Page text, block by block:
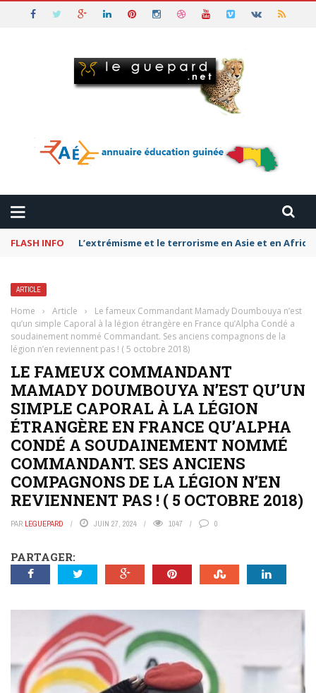
FLASH INFO Pétromonarchies-Gaza : La rivalité entre Qatar,
ARTICLE
Home › Article ›
Le fameux Commandant Mamady Doumbouya n’est
qu’un simple Caporal à la légion étrangère en France qu’Alpha Condé a
soudainement nommé Commandant. Ses anciens compagnons de la
légion n’en reviennent pas ! ( 5 octobre 2018)
LE FAMEUX COMMANDANT
MAMADY DOUMBOUYA N’EST QU’UN
SIMPLE CAPORAL À LA LÉGION
ÉTRANGÈRE EN FRANCE QU’ALPHA
CONDÉ A SOUDAINEMENT NOMMÉ
COMMANDANT. SES ANCIENS
COMPAGNONS DE LA LÉGION N’EN
REVIENNENT PAS ! ( 5 OCTOBRE 2018)
PAR LEGUEPARD JUIN 27, 2024 1047 0
PARTAGER: